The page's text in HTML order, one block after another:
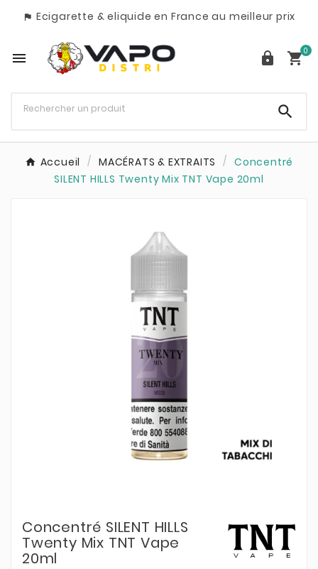
 Ecigarette & eliquide en France au meilleur prix
  0

Accueil MACÉRATS & EXTRAITS
Concentré
SILENT HILLS Twenty Mix TNT Vape 20ml
Concentré SILENT HILLS
Twenty Mix TNT Vape
20ml